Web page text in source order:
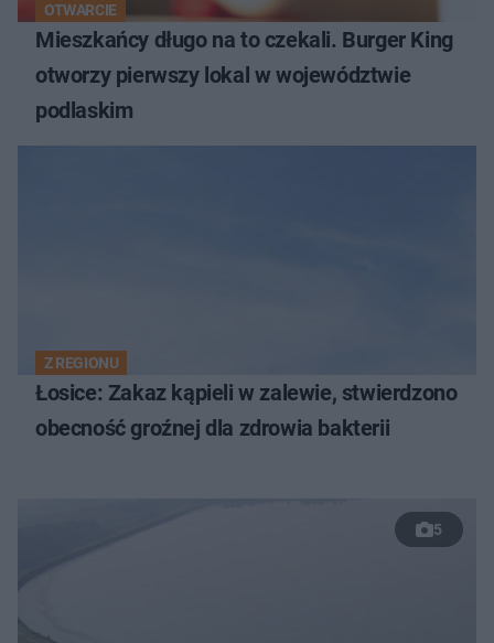
OTWARCIE
Mieszkańcy długo na to czekali. Burger King
otworzy pierwszy lokal w województwie
podlaskim
Z REGIONU
Łosice: Zakaz kąpieli w zalewie, stwierdzono
obecność groźnej dla zdrowia bakterii
5